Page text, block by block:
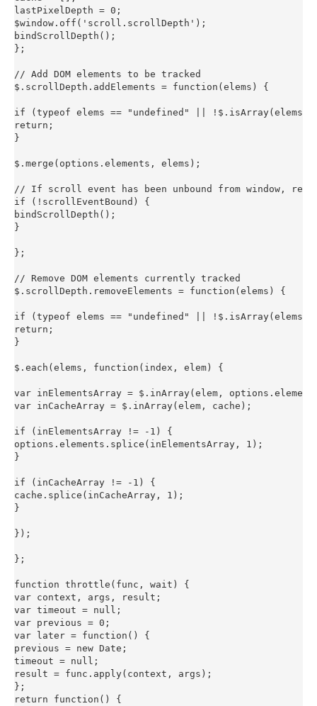
lastPixelDepth = 0;
$window.off('scroll.scrollDepth');
bindScrollDepth();
};
// Add DOM elements to be tracked
$.scrollDepth.addElements = function(elems) {
if (typeof elems == "undefined" ||
return;
}
$.merge(options.elements, elems);
// If scroll event has been unbound from window,
if (!scrollEventBound) {
bindScrollDepth();
}
};
// Remove DOM elements currently tracked
$.scrollDepth.removeElements = function(elems) {
if (typeof elems == "undefined" ||
return;
}
$.each(elems, function(index, elem) {
var inElementsArray = $.inArray(elem,
var inCacheArray = $.inArray(elem, cache);
if (inElementsArray != -1) {
options.elements.splice(inElementsArray, 1);
}
if (inCacheArray != -1) {
cache.splice(inCacheArray, 1);
}
});
};
function throttle(func, wait) {
var context, args, result;
var timeout = null;
var previous = 0;
var later = function() {
previous = new Date;
timeout = null;
result = func.apply(context, args);
};
return function() {